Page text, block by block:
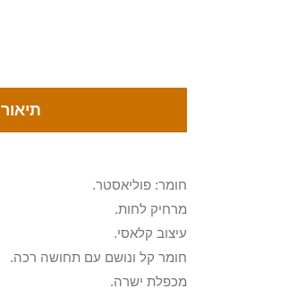
תיאור
חומר: פוליאסטר.
מרחיק לחות.
עיצוב קלאסי.
חומר קל ונושם עם תחושה רכה.
מכפלת ישרה.